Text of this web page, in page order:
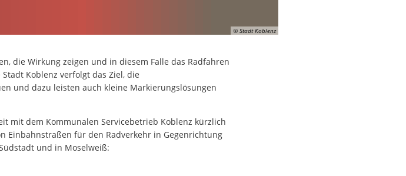
© Stadt Koblenz
die Wirkung zeigen und in diesem Falle das Radfahren
Koblenz verfolgt das Ziel, die
und dazu leisten auch kleine Markierungslösungen
mit dem Kommunalen Servicebetrieb Koblenz kürzlich
Einbahnstraßen für den Radverkehr in Gegenrichtung
und in Moselweiß: